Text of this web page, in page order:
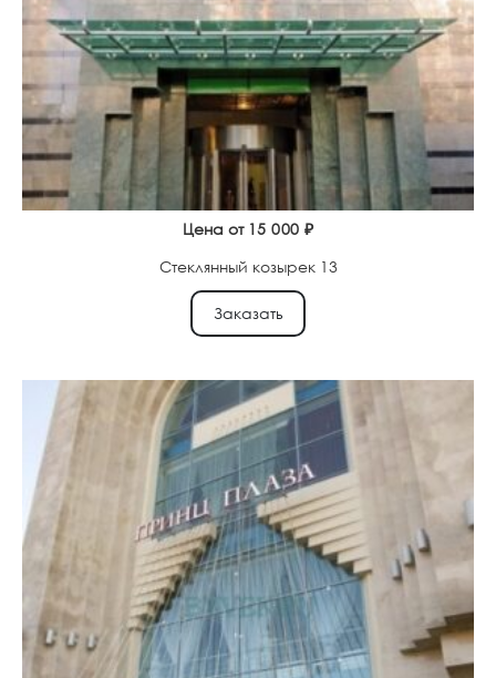
Цена от 15 000 ₽
Стеклянный козырек 13
Заказать